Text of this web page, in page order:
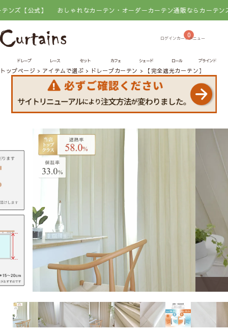
おしゃれなカーテン・オーダーカーテン通販ならカーテンズ【公式】
0
ドレープ レース セット カフェ シェード ロール ブラインド
トップページ アイテムで選ぶ ドレープカーテン 【完全遮光カーテン】 ブラン